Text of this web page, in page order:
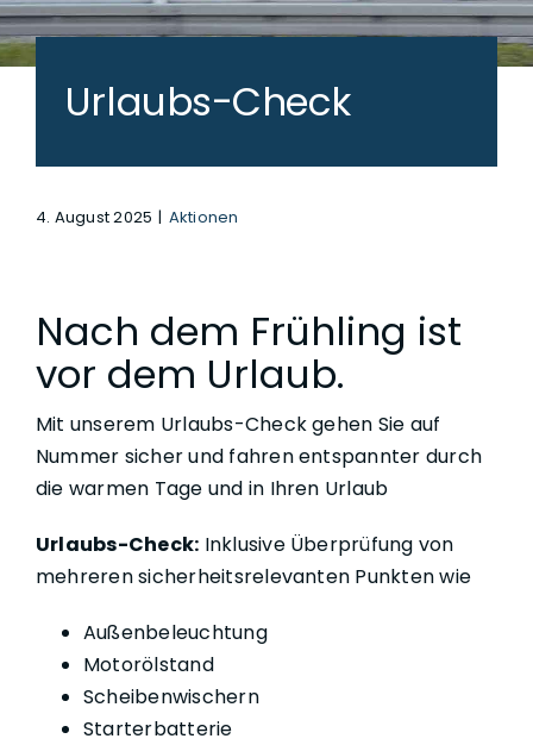
Urlaubs-Check
4. August 2025 | Aktionen
Nach dem Frühling ist
vor dem Urlaub.
Mit unserem Urlaubs-Check gehen Sie auf
Nummer sicher und fahren entspannter durch
die warmen Tage und in Ihren Urlaub
Urlaubs-Check: Inklusive Überprüfung von
mehreren sicherheitsrelevanten Punkten wie
Außenbeleuchtung
Motorölstand
Scheibenwischern
Starterbatterie